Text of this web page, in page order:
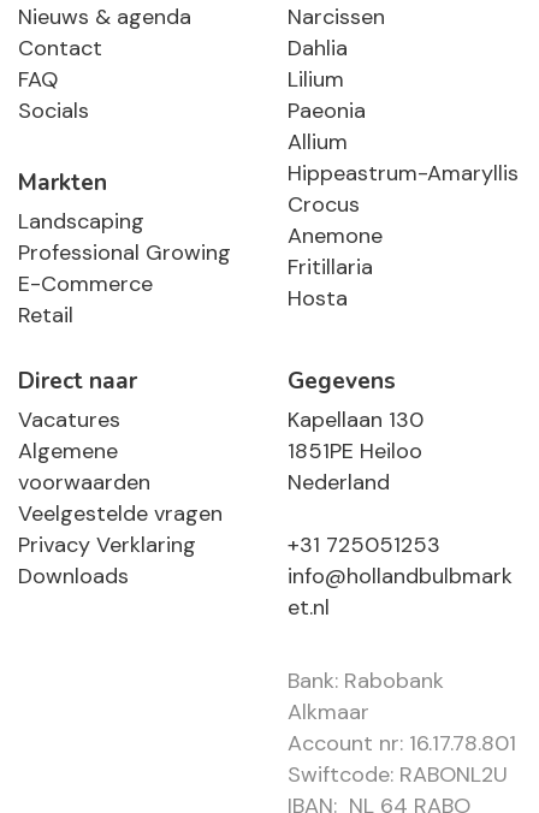
Nieuws & agenda
Contact
FAQ
Socials
Markten
Landscaping
Professional Growing
E-Commerce
Retail
Narcissen
Dahlia
Lilium
Paeonia
Allium
Hippeastrum-Amaryllis
Crocus
Anemone
Fritillaria
Hosta
Direct naar
Vacatures
Algemene
voorwaarden
Veelgestelde vragen
Privacy Verklaring
Downloads
Gegevens
Kapellaan 130
1851PE Heiloo
Nederland
+31 725051253
info@hollandbulbmark
et.nl
Bank: Rabobank
Alkmaar
Account nr: 16.17.78.801
Swiftcode: RABONL2U
IBAN: NL 64 RABO